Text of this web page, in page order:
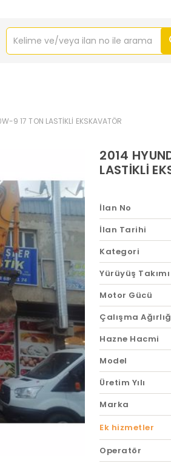
9 17 TON LASTİKLİ EKSKAVATÖR
2014
LASTİKLİ
İlan No
İlan Tarihi
Kategori
Yürüyüş Takımı
Motor Gücü
Çalışma
Hazne Hacmi
Model
Üretim Yılı
Marka
Ek hizmetler
Operatör